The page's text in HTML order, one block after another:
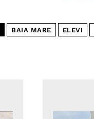
BAIA MARE ELEVI